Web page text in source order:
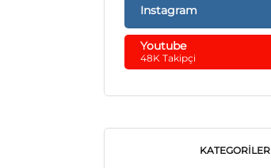
Instagram
Youtube
48K Takipçi
KATEGORILER